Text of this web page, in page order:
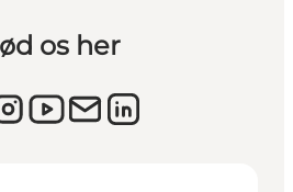
os her